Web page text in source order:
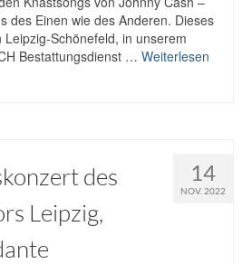
des Einen wie des Anderen. Dieses
Leipzig-Schönefeld, in unserem
Bestattungsdienst … Weiterlesen
14
NOV. 2022
des
Leipzig,